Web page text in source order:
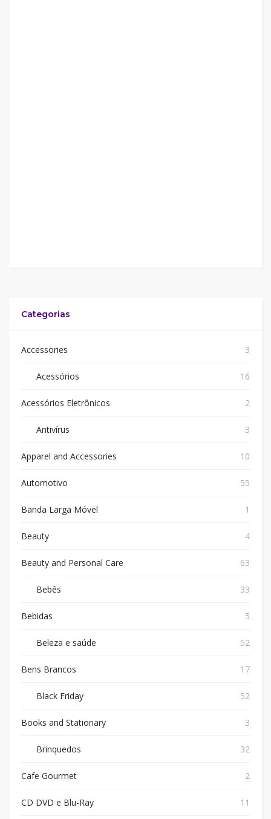
Categorias
Accessories 3
Acessórios 16
Acessórios Eletrônicos 2
Antivírus 3
Apparel and Accessories 10
Automotivo 55
Banda Larga Móvel 1
Beauty 4
Beauty and Personal Care 63
Bebês 33
Bebidas 5
Beleza e saúde 52
Bens Brancos 17
Black Friday 52
Books and Stationary 3
Brinquedos 32
Cafe Gourmet 2
CD DVD e Blu-Ray 11